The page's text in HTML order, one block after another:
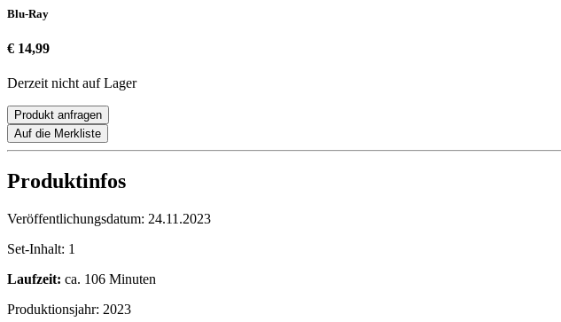
Blu-Ray
€ 14,99
Derzeit nicht auf Lager
Produkt anfragen
Auf die Merkliste
Produktinfos
Veröffentlichungsdatum: 24.11.2023
Set-Inhalt: 1
Laufzeit: ca. 106 Minuten
Produktionsjahr: 2023